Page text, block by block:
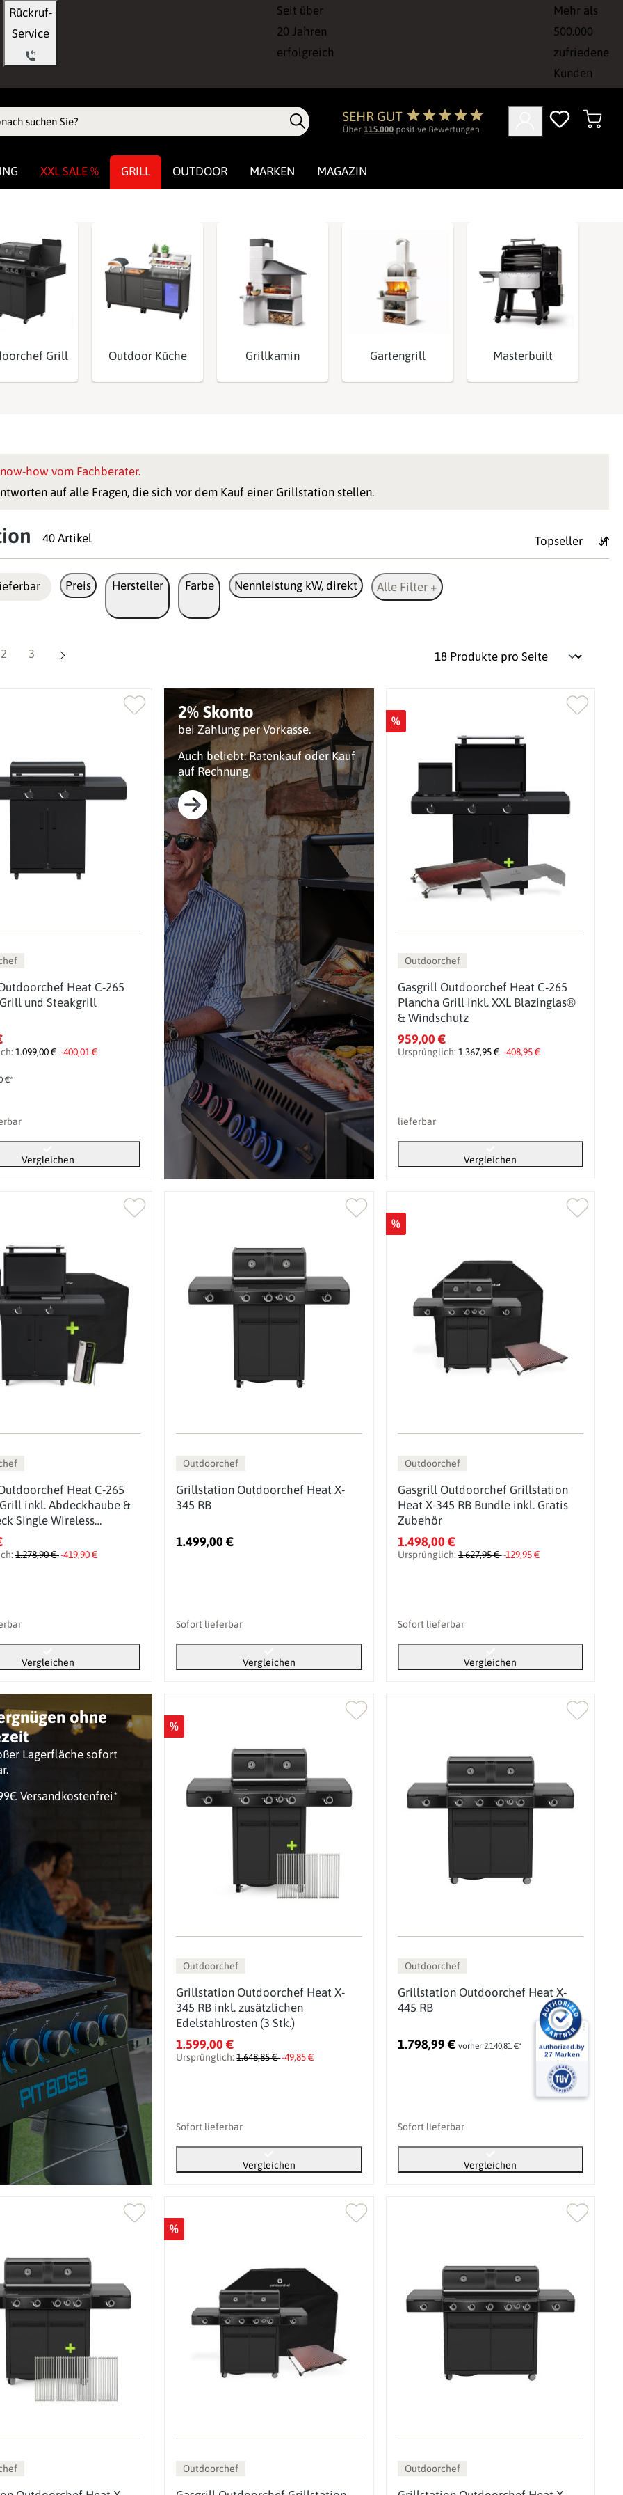
Rückruf-
Seit über
20 Jahren
erfolgreich
Mehr als
500.000
zufriedene
Kunden
XXL SALE % GRILL OUTDOOR MARKEN MAGAZIN
Grill Outdoor Küche Grillkamin Gartengrill Masterbuilt
how vom Fachberater.
auf alle Fragen, die sich vor dem Kauf einer Grillstation stellen.
40 Artikel
Preis Hersteller Farbe Nennleistung kW, direkt Alle Filter +
Seite
2 Seite
3
2% Skonto
bei Zahlung per Vorkasse.
Auch beliebt: Ratenkauf oder Kauf
auf Rechnung.
ohne
Lagerfläche sofort
Versandkostenfrei*
Heat C-265
und Steakgrill
1.099,00 €-400,01 €
€*
Vergleichen
%
Outdoorchef
Gasgrill Outdoorchef Heat C-265
Plancha Grill inkl. XXL Blazinglas®
& Windschutz
959,00 €
Ursprünglich:1.367,95 €-408,95 €
lieferbar
Vergleichen
Heat C-265
inkl. Abdeckhaube &
Single Wireless
1.278,90 €-419,90 €
Vergleichen
Outdoorchef
Grillstation Outdoorchef Heat X-
345 RB
1.499,00 €
Sofort lieferbar
Vergleichen
%
Outdoorchef
Gasgrill Outdoorchef Grillstation
Heat X-345 RB Bundle inkl. Gratis
Zubehör
1.498,00 €
Ursprünglich:1.627,95 €-129,95 €
Sofort lieferbar
Vergleichen
%
Outdoorchef
Grillstation Outdoorchef Heat X-
345 RB inkl. zusätzlichen
Edelstahlrosten (3 Stk.)
1.599,00 €
Ursprünglich:1.648,85 €-49,85 €
Sofort lieferbar
Vergleichen
Outdoorchef
Grillstation Outdoorchef Heat X-
445 RB
1.798,99 € vorher 2.140,81 €*
Sofort lieferbar
Vergleichen
%
Outdoorchef Outdoorchef